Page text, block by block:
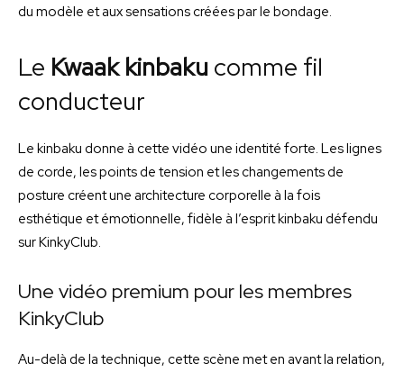
du modèle et aux sensations créées par le bondage.
Le Kwaak kinbaku comme fil
conducteur
Le kinbaku donne à cette vidéo une identité forte. Les lignes
de corde, les points de tension et les changements de
posture créent une architecture corporelle à la fois
esthétique et émotionnelle, fidèle à l’esprit kinbaku défendu
sur KinkyClub.
Une vidéo premium pour les membres
KinkyClub
Au-delà de la technique, cette scène met en avant la relation,